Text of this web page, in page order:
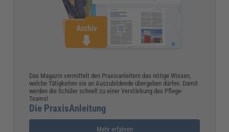
Das Magazin vermittelt den Praxisanleitern das nötige Wissen,
welche Tätigkeiten sie an Auszubildende übergeben dürfen. Damit
werden die Schüler schnell zu einer Verstärkung des Pflege-
Teams!
Die PraxisAnleitung
Mehr erfahren